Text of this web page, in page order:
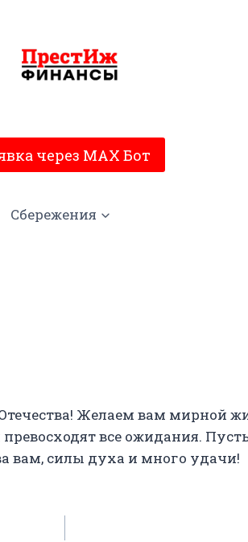
через MAX Бот
Сбережения
Желаем вам мирной
все ожидания.
вам, силы духа и много удачи!